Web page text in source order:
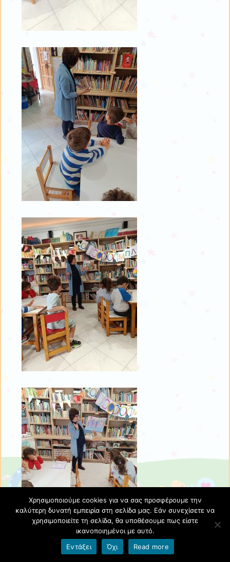
Χρησιμοποιούμε cookies για να σας προσφέρουμε την
καλύτερη δυνατή εμπειρία στη σελίδα μας. Εάν συνεχίσετε να
χρησιμοποιείτε τη σελίδα, θα υποθέσουμε πως είστε
ικανοποιημένοι με αυτό.
Εντάξει
Όχι Read more